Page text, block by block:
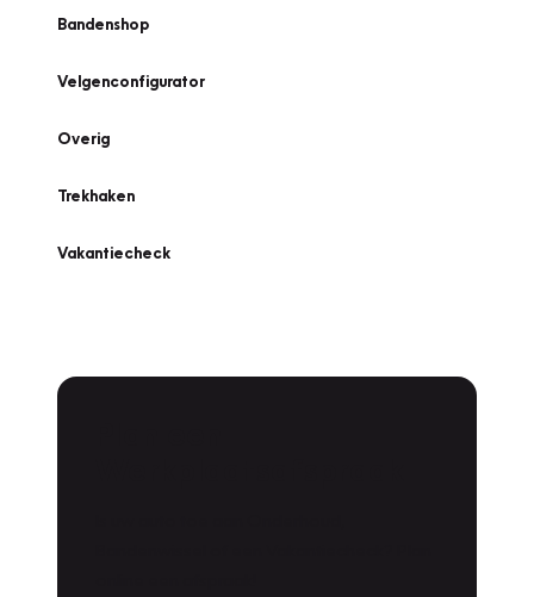
Bandenshop
Velgenconfigurator
Overig
Trekhaken
Vakantiecheck